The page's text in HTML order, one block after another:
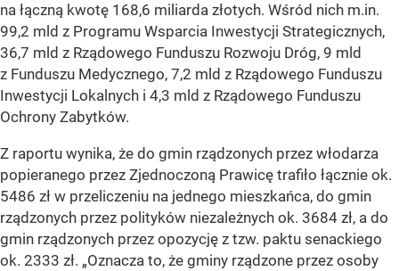
na łączną kwotę 168,6 miliarda złotych. Wśród nich m.in.
99,2 mld z Programu Wsparcia Inwestycji Strategicznych,
36,7 mld z Rządowego Funduszu Rozwoju Dróg, 9 mld
z Funduszu Medycznego, 7,2 mld z Rządowego Funduszu
Inwestycji Lokalnych i 4,3 mld z Rządowego Funduszu
Ochrony Zabytków.
Z raportu wynika, że do gmin rządzonych przez włodarza
popieranego przez Zjednoczoną Prawicę trafiło łącznie ok.
5486 zł w przeliczeniu na jednego mieszkańca, do gmin
rządzonych przez polityków niezależnych ok. 3684 zł, a do
gmin rządzonych przez opozycję z tzw. paktu senackiego
ok. 2333 zł. „Oznacza to, że gminy rządzone przez osoby